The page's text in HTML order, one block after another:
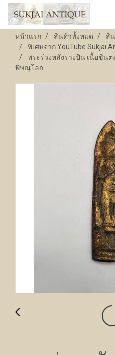
หน้าแรก สินค้าทั้งหมด
สิ
พิเศษจาก YouTube Sukjai
พระร่วงหลังรางปืน เนื้อชิน
พิษณุโลก